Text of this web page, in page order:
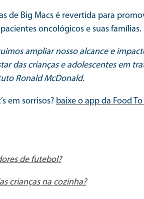
de Big Macs é revertida para
oncológicos e suas famílias.
ampliar nosso alcance e
das crianças e adolescentes em
Ronald McDonald.
em sorrisos? baixe o app da Food To
de futebol?
crianças na cozinha?